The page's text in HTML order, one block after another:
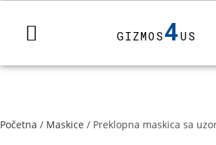
GIZMOS4US
Početna / Maskice / Preklopna maskica sa